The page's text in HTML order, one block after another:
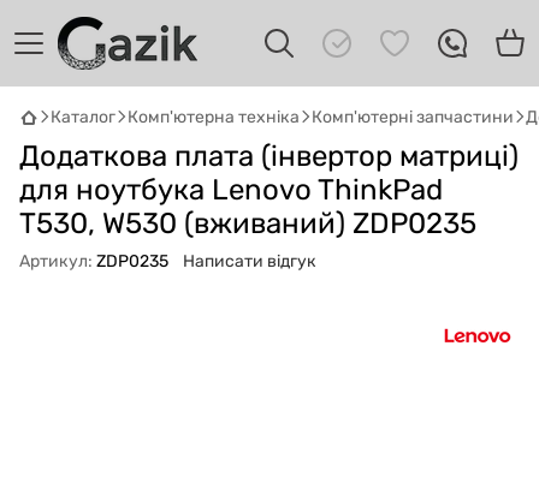
Каталог Комп'ютерна техніка Комп'ютерні запчастини
Додаткова плата (інвертор матриці)
для ноутбука Lenovo ThinkPad
T530, W530 (вживаний) ZDP0235
Артикул: ZDP0235 Написати відгук
Онлайн · пошук техніки
Привіт! 👋 Я Gazik AI — допоможу
підібрати вживану комп'ютерну техніку.
Що шукаєш?